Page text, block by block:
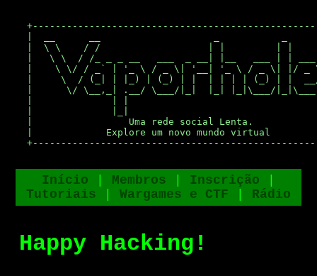
|  \ \    / /                   | |         | |
|   \ \  / /_ _ _ __   ___  _ __| |__   ___ | |
|    \ \/ / _` | '_ \ / _ \| '__| '_ \ / _ \| |/ _
|     \  / (_| | |_) | (_) | |  | | | | (_) | |
|      \/ \__,_| .__/ \___/|_|  |_| |_|\___/
|                 Uma rede social Lenta.
|             Explore um novo mundo virtual
Início Membros Inscrição
Tutoriais
Wargames e CTF Rádio
Happy Hacking!